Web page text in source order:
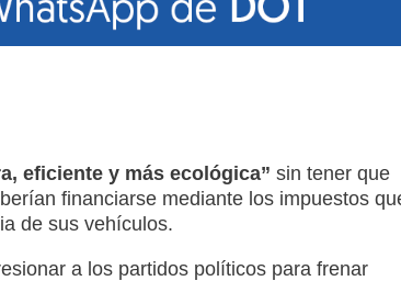
eficiente y más ecológica” sin tener que
financiarse mediante los impuestos
de sus vehículos.
a los partidos políticos para frenar